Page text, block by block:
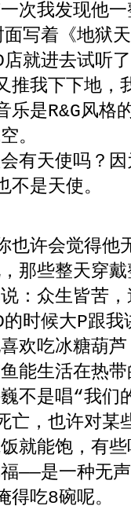
次我发现他
面写着《地狱
店就进去试听
推我下下地，
乐是R&G风
。
有天使吗？
不是天使。
也许会觉得他
那些整天穿
：众生皆苦
的时候大P跟
欢吃冰糖葫
能生活在热
不是唱“我们
亡，也许对某
就能饱，有
――是一种无
得吃8碗呢。